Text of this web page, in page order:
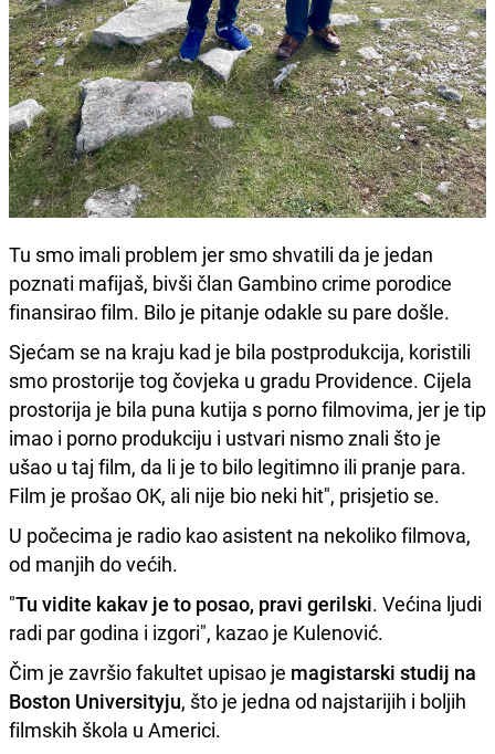
Tu smo imali problem jer smo shvatili da je jedan
poznati mafijaš, bivši član Gambino crime porodice
finansirao film. Bilo je pitanje odakle su pare došle.
Sjećam se na kraju kad je bila postprodukcija, koristili
smo prostorije tog čovjeka u gradu Providence. Cijela
prostorija je bila puna kutija s porno filmovima, jer je tip
imao i porno produkciju i ustvari nismo znali što je
ušao u taj film, da li je to bilo legitimno ili pranje para.
Film je prošao OK, ali nije bio neki hit", prisjetio se.
U počecima je radio kao asistent na nekoliko filmova,
od manjih do većih.
"Tu vidite kakav je to posao, pravi gerilski. Većina ljudi
radi par godina i izgori", kazao je Kulenović.
Čim je završio fakultet upisao je magistarski studij na
Boston Universityju, što je jedna od najstarijih i boljih
filmskih škola u Americi.